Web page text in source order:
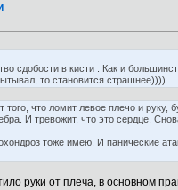
сдобости в кисти . Как и
то становится страшнее))))
что ломит левое плечо и
И тревожит, что это сердце.
тоже имею. И панические
руки от плеча, в основном